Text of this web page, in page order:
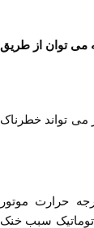
می توان از طریق
می تواند خطرناک
حرارت موتور
سبب خنک